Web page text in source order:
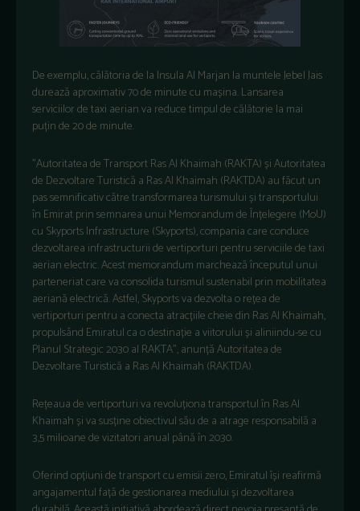
De exemplu, călătoria de la Insula Al Marjan la muntele Jebel Jais
durează aproximativ 70 de minute cu mașina. Lansarea
serviciilor de taxi aerian va reduce timpul de călătorie la mai
puțin de 20 de minute.
”Autoritatea de Transport Ras Al Khaimah (RAKTA) și Autoritatea
de Dezvoltare Turistică a Ras Al Khaimah (RAKTDA) au făcut un
pas semnificativ către transformarea turismului și transportului
în Emirat prin semnarea unui Memorandum de Înțelegere (MoU)
cu Skyports Infrastructure (Skyports), compania care conduce
dezvoltarea infrastructurii de vertiporturi pentru serviciile de taxi
aerian electric. Acest memorandum marchează începutul unui
parteneriat care va consolida turismul sustenabil prin mobilitatea
aeriană electrică. Astfel, Skyports va dezvolta o rețea de
vertiporturi pentru a conecta atracțiile cheie din Ras Al Khaimah,
propulsând Emiratul ca o destinație a viitorului și aliniindu-se cu
Planul Strategic 2030 al RAKTA”, anunță Autoritatea de
Dezvoltare Turistică a Ras Al Khaimah (RAKTDA).
Rețeaua de vertiporturi va revoluționa transportul în Ras Al
Khaimah și va susține obiectivul său de a atrage responsabilă a
3,5 milioane de vizitatori anual până în 2030.
Oferind opțiuni de transport cu emisii zero, Emiratul își reafirmă
angajamentul față de gestionarea mediului și dezvoltarea